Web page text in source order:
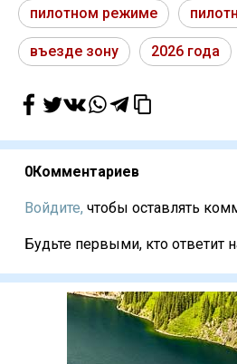
пилотном режиме
въезде зону 2026 года
0Комментариев
Войдите, чтобы оставлять
Будьте первыми, кто ответит